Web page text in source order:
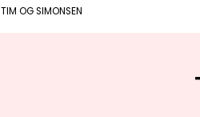
TIM OG SIMONSEN